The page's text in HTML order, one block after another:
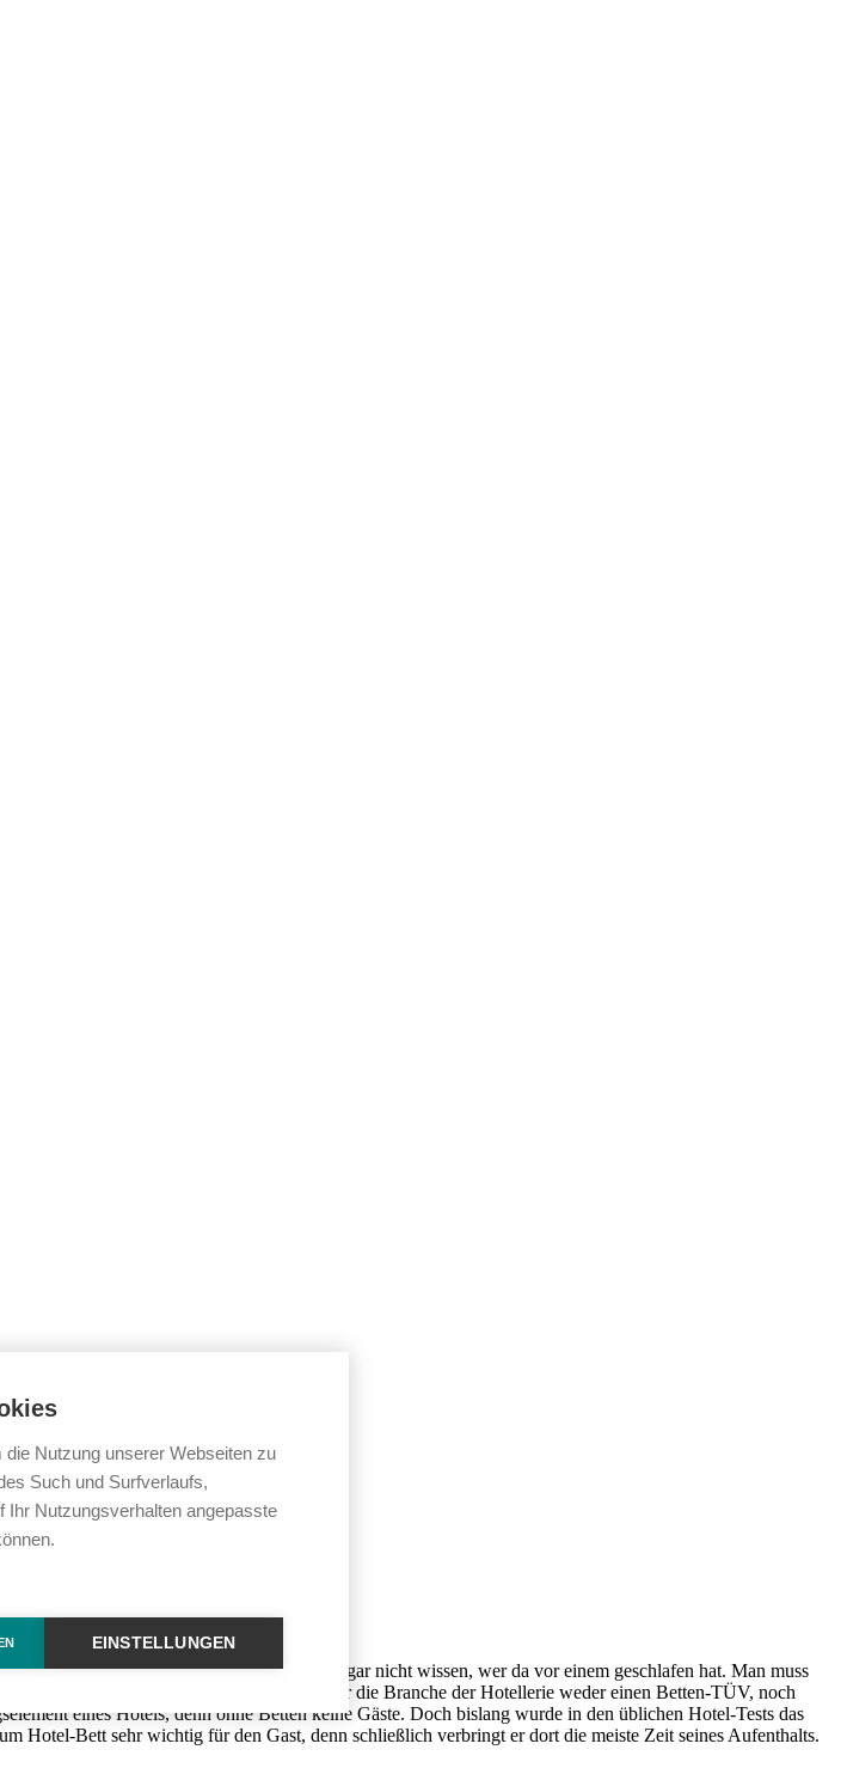
unterschätzter Erfolgsfaktor.
Gästen ein Bett. Da möchte man als Gast gar nicht wissen, wer da vor einem geschlafen hat. Man muss
gut, Kontrolle ist besser. Bislang gab es für die Branche der Hotellerie weder einen Betten-TÜV, noch
eines Hotels, denn ohne Betten keine Gäste. Doch bislang wurde in den üblichen Hotel-Tests das
Hotel-Bett sehr wichtig für den Gast, denn schließlich verbringt er dort die meiste Zeit seines Aufenthalts.
Nutzung unserer Webseiten zu
Such und Surfverlaufs,
Ihr Nutzungsverhalten angepasste
EINSTELLUNGEN